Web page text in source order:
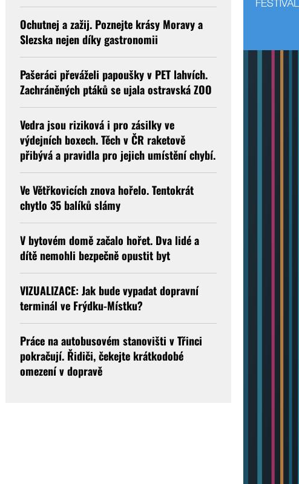
Ochutnej a zažij. Poznejte krásy Moravy a
Slezska nejen díky gastronomii
Pašeráci převáželi papoušky v PET lahvích.
Zachráněných ptáků se ujala ostravská ZOO
Vedra jsou riziková i pro zásilky ve
výdejních boxech. Těch v ČR raketově
přibývá a pravidla pro jejich umístění chybí.
Ve Větřkovicích znova hořelo. Tentokrát
chytlo 35 balíků slámy
V bytovém domě začalo hořet. Dva lidé a
dítě nemohli bezpečně opustit byt
VIZUALIZACE: Jak bude vypadat dopravní
terminál ve Frýdku-Místku?
Práce na autobusovém stanovišti v Třinci
pokračují. Řidiči, čekejte krátkodobé
omezení v dopravě